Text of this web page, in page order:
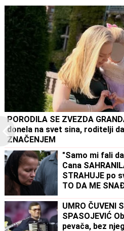
PORODILA SE ZVEZDA
donela na svet sina, roditelji
ZNAČENJEM
"Samo mi fali
Cana
STRAHUJE po
TO DA ME
UMRO ČUVENI
SPASOJEVIĆ
pevača, bez